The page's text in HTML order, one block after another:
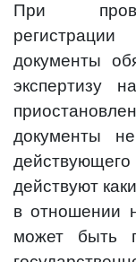
При
документы
экспертизу
документы
действуют
в отношении
может быть